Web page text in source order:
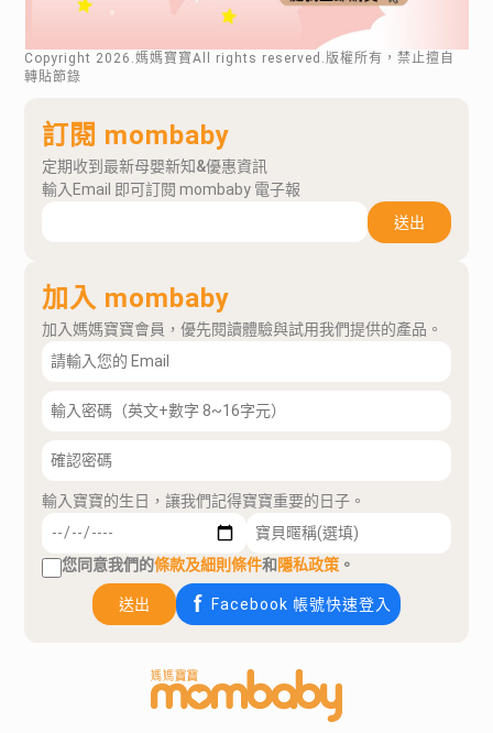
Copyright 2026 .媽媽寶寶All rights reserved.版權所有，禁止擅自
轉貼節錄
訂閱 mombaby
定期收到最新母嬰新知&優惠資訊
輸入Email 即可訂閱 mombaby 電子報
送出
加入 mombaby
加入媽媽寶寶會員，優先閱讀體驗與試用我們提供的產品。
輸入寶寶的生日，讓我們記得寶寶重要的日子。
您同意我們的條款及細則條件和隱私政策 。
送出 Facebook 帳號快速登入